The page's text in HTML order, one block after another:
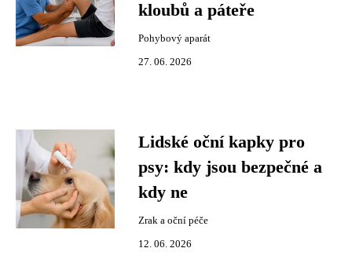
kloubů a páteře
Pohybový aparát
27. 06. 2026
Lidské oční kapky pro
psy: kdy jsou bezpečné a
kdy ne
Zrak a oční péče
12. 06. 2026